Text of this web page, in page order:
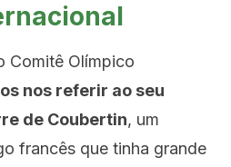
Comitê Olímpico
nos referir ao seu
de Coubertin, um
francês que tinha grande